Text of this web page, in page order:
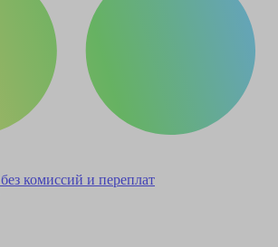
без комиссий и переплат